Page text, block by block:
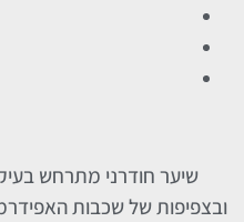
שיער חודרני מתרחש
ובצפיפות של שכבות